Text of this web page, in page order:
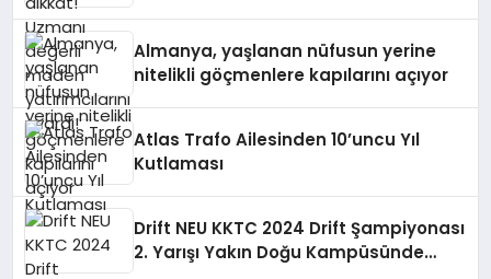
Almanya, yaşlanan nüfusun yerine
nitelikli göçmenlere kapılarını açıyor
Atlas Trafo Ailesinden 10’uncu Yıl
Kutlaması
Drift NEU KKTC 2024 Drift Şampiyonası
2. Yarışı Yakın Doğu Kampüsünde